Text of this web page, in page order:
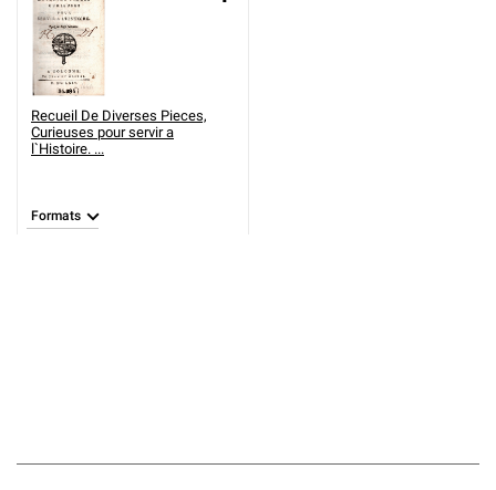
Recueil De Diverses Pieces,
Curieuses pour servir a
l`Histoire. ...
Formats